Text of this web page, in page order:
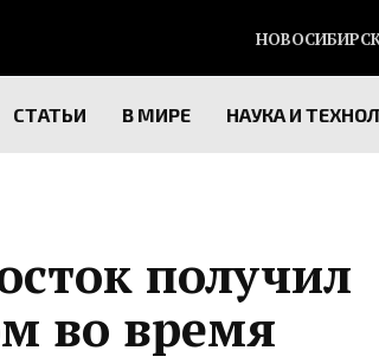
СТАТЬИ В МИРЕ НАУКА И
получил
во время